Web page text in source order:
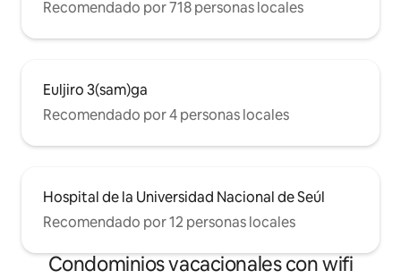
Recomendado por 718 personas locales
Euljiro 3(sam)ga
Recomendado por 4 personas locales
Hospital de la Universidad Nacional de Seúl
Recomendado por 12 personas locales
Condominios vacacionales con wifi